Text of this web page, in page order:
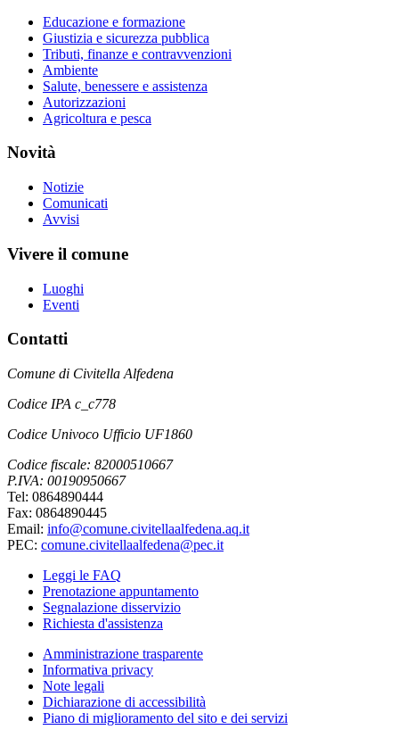
Educazione e formazione
Giustizia e sicurezza pubblica
Tributi, finanze e contravvenzioni
Ambiente
Salute, benessere e assistenza
Autorizzazioni
Agricoltura e pesca
Novità
Notizie
Comunicati
Avvisi
Vivere il comune
Luoghi
Eventi
Contatti
Comune di Civitella Alfedena
Codice IPA c_c778
Codice Univoco Ufficio UF1860
Codice fiscale: 82000510667
P.IVA: 00190950667
Tel: 0864890444
Fax: 0864890445
Email: info@comune.civitellaalfedena.aq.it
PEC: comune.civitellaalfedena@pec.it
Leggi le FAQ
Prenotazione appuntamento
Segnalazione disservizio
Richiesta d'assistenza
Amministrazione trasparente
Informativa privacy
Note legali
Dichiarazione di accessibilità
Piano di miglioramento del sito e dei servizi